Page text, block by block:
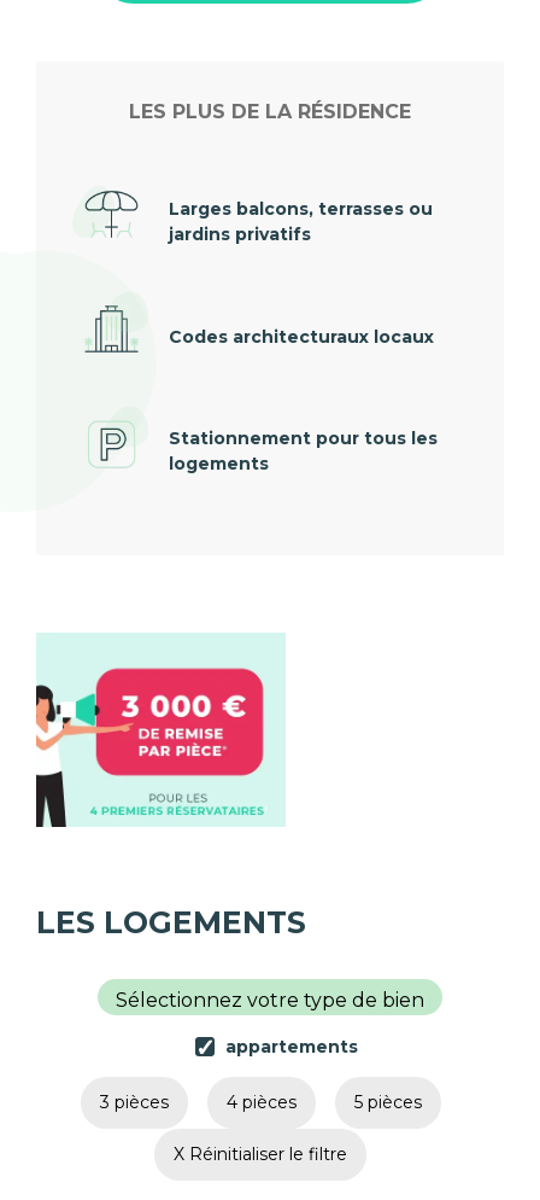
LES PLUS DE LA RÉSIDENCE
Larges balcons, terrasses ou
jardins privatifs
Codes architecturaux locaux
Stationnement pour tous les
logements
LES LOGEMENTS
Sélectionnez votre type de bien
appartements
3 pièces 4 pièces 5 pièces
X Réinitialiser le filtre